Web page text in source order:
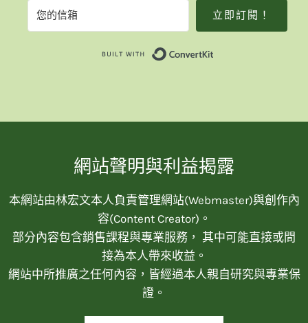
立即訂閱！
網站聲明與利益揭露
本網站由林宏文本人負責管理網站(Webmaster)與創作內
容(Content Creator)。
部分內容包含銷售課程與專業服務， 其中可能直接或間
接為本人帶來收益。
網站中所推廣之任何內容，皆經過本人親自研究與專業保
證。